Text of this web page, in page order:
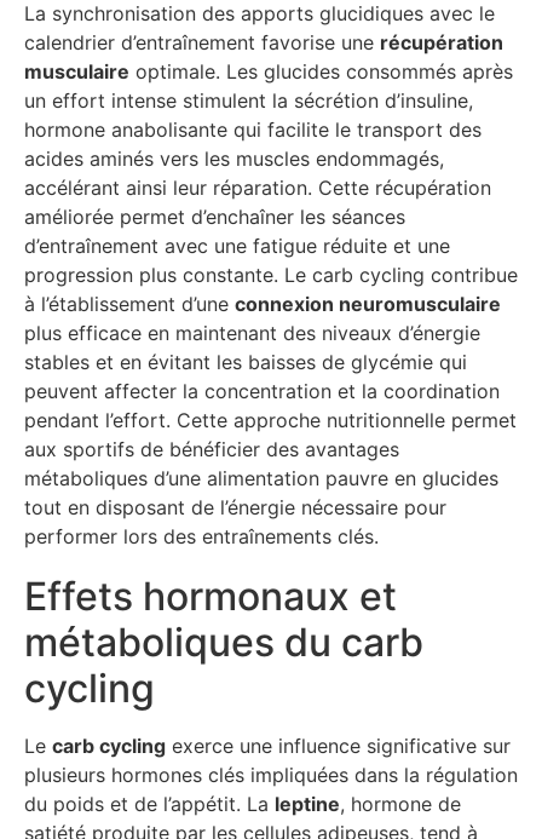
La synchronisation des apports glucidiques avec le
calendrier d’entraînement favorise une récupération
musculaire optimale. Les glucides consommés après
un effort intense stimulent la sécrétion d’insuline,
hormone anabolisante qui facilite le transport des
acides aminés vers les muscles endommagés,
accélérant ainsi leur réparation. Cette récupération
améliorée permet d’enchaîner les séances
d’entraînement avec une fatigue réduite et une
progression plus constante. Le carb cycling contribue
à l’établissement d’une connexion neuromusculaire
plus efficace en maintenant des niveaux d’énergie
stables et en évitant les baisses de glycémie qui
peuvent affecter la concentration et la coordination
pendant l’effort. Cette approche nutritionnelle permet
aux sportifs de bénéficier des avantages
métaboliques d’une alimentation pauvre en glucides
tout en disposant de l’énergie nécessaire pour
performer lors des entraînements clés.
Effets hormonaux et
métaboliques du carb
cycling
Le carb cycling exerce une influence significative sur
plusieurs hormones clés impliquées dans la régulation
du poids et de l’appétit. La leptine, hormone de
satiété produite par les cellules adipeuses, tend à